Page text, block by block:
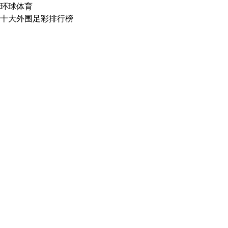
环球体育
十大外围足彩排行榜